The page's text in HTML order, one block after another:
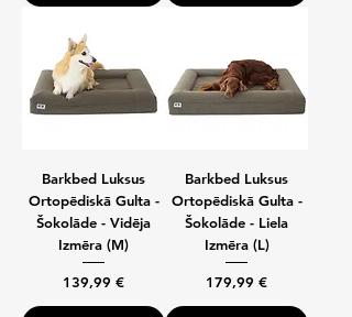
Barkbed Luksus
Ortopēdiskā Gulta -
Šokolāde - Vidēja
Izmēra (M)
Cena
139,99 €
Barkbed Luksus
Ortopēdiskā Gulta -
Šokolāde - Liela
Izmēra (L)
Cena
179,99 €